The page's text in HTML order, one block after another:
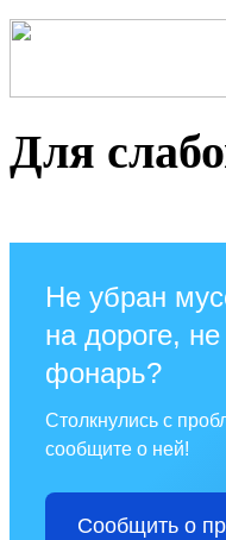
Для
Не убран
на дороге, не
фонарь?
Столкнулись с
сообщите о ней!
Сообщить о